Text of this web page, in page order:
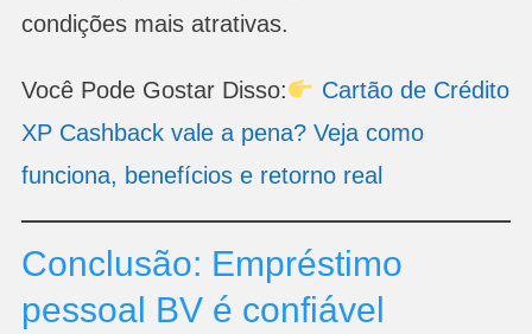
condições mais atrativas.
Você Pode Gostar Disso:
Cartão de Crédito
XP Cashback vale a pena? Veja como
funciona, benefícios e retorno real
Conclusão: Empréstimo
pessoal BV é confiável